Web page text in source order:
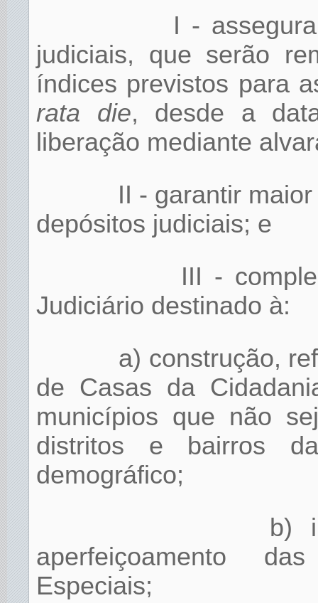
I -
judiciais, que serão
índices previstos para
rata die, desde a
liberação mediante
II - garantir
depósitos judiciais; e
III -
Judiciário destinado à:
a) construção,
de Casas da
municípios que não
distritos e bairros
demográfico;
b)
aperfeiçoamento
Especiais;